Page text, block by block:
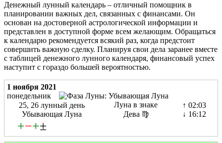
Денежный лунный календарь – отличный помощник в
планировании важных дел, связанных с финансами. Он
основан на достоверной астрологической информации и
представлен в доступной форме всем желающим. Обращаться
к календарю рекомендуется всякий раз, когда предстоит
совершить важную сделку. Планируя свои дела заранее вместе
с таблицей денежного лунного календаря, финансовый успех
наступит с гораздо большей вероятностью.
1 ноября 2021
понедельник
25, 26 лунный день
Убывающая Луна
Луна в знаке
Дева ♍
↑ 02:03
↓ 16:12
+−+±